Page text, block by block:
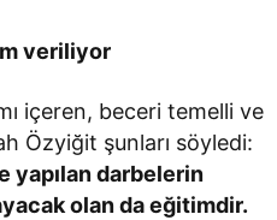
veriliyor
içeren, beceri temelli ve
Özyiğit şunları söyledi:
yapılan darbelerin
olan da eğitimdir.